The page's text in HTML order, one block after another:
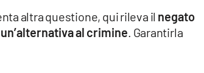
altra questione, qui rileva il negato
al crimine. Garantirla